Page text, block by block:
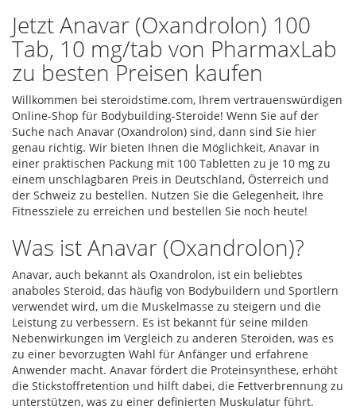
Jetzt Anavar (Oxandrolon) 100
Tab, 10 mg/tab von PharmaxLab
zu besten Preisen kaufen
Willkommen bei steroidstime.com, Ihrem vertrauenswürdigen
Online-Shop für Bodybuilding-Steroide! Wenn Sie auf der
Suche nach Anavar (Oxandrolon) sind, dann sind Sie hier
genau richtig. Wir bieten Ihnen die Möglichkeit, Anavar in
einer praktischen Packung mit 100 Tabletten zu je 10 mg zu
einem unschlagbaren Preis in Deutschland, Österreich und
der Schweiz zu bestellen. Nutzen Sie die Gelegenheit, Ihre
Fitnessziele zu erreichen und bestellen Sie noch heute!
Was ist Anavar (Oxandrolon)?
Anavar, auch bekannt als Oxandrolon, ist ein beliebtes
anaboles Steroid, das häufig von Bodybuildern und Sportlern
verwendet wird, um die Muskelmasse zu steigern und die
Leistung zu verbessern. Es ist bekannt für seine milden
Nebenwirkungen im Vergleich zu anderen Steroiden, was es
zu einer bevorzugten Wahl für Anfänger und erfahrene
Anwender macht. Anavar fördert die Proteinsynthese, erhöht
die Stickstoffretention und hilft dabei, die Fettverbrennung zu
unterstützen, was zu einer definierten Muskulatur führt.